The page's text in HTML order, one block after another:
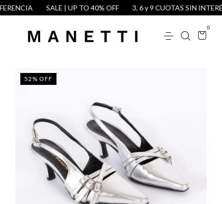
SALE | UP TO 40% OFF 3, 6 y 9 CUOTAS SIN INTERÉS
0
52 % OFF